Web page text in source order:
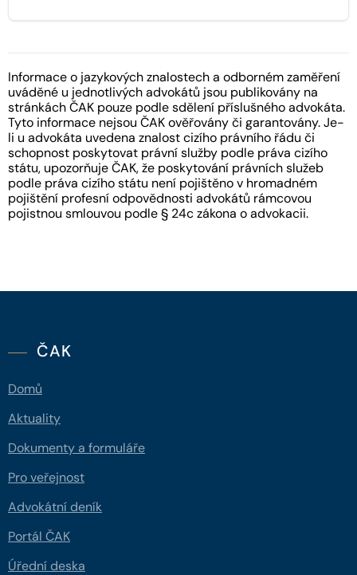
Informace o jazykových znalostech a odborném zaměření
uváděné u jednotlivých advokátů jsou publikovány na
stránkách ČAK pouze podle sdělení příslušného advokáta.
Tyto informace nejsou ČAK ověřovány či garantovány. Je-
li u advokáta uvedena znalost cizího právního řádu či
schopnost poskytovat právní služby podle práva cizího
státu, upozorňuje ČAK, že poskytování právních služeb
podle práva cizího státu není pojištěno v hromadném
pojištění profesní odpovědnosti advokátů rámcovou
pojistnou smlouvou podle § 24c zákona o advokacii.
ČAK
Domů
Aktuality
Dokumenty a formuláře
Pro veřejnost
Advokátní deník
Portál ČAK
Úřední deska